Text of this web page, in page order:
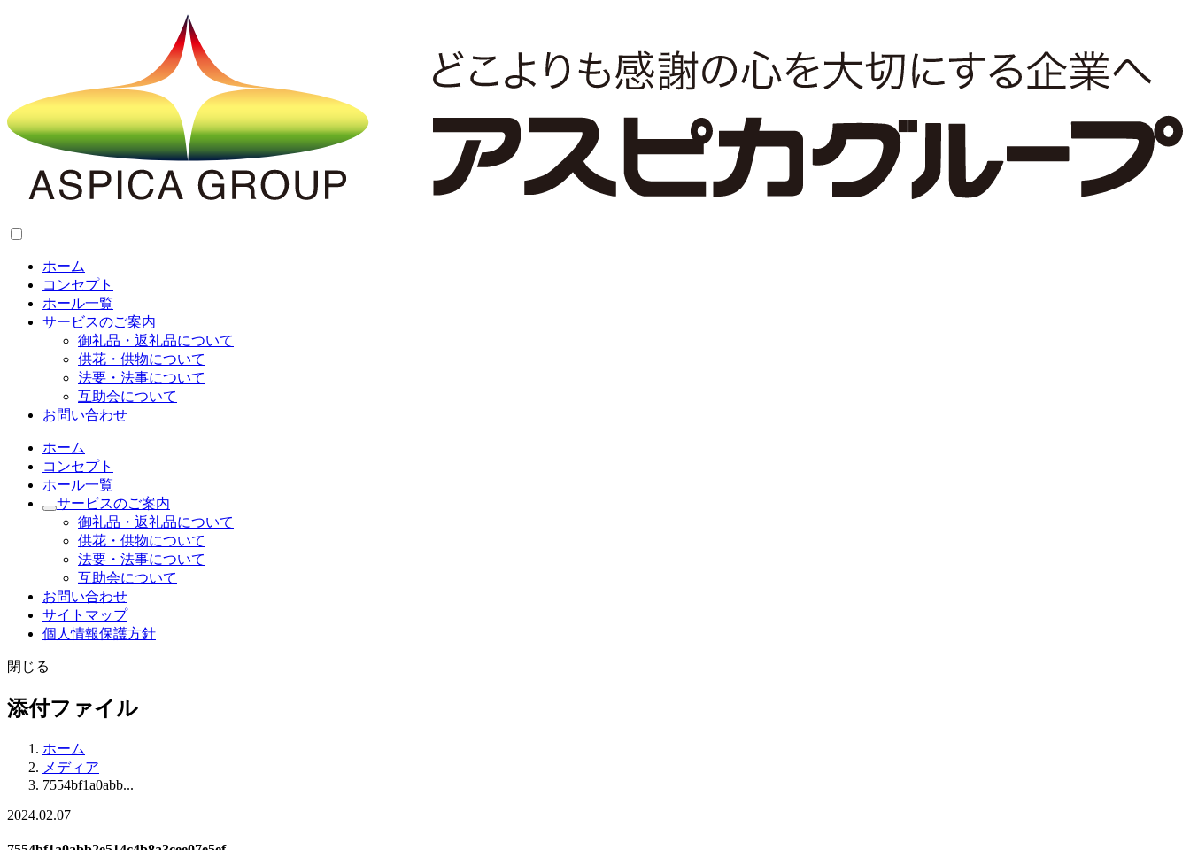
ホーム
コンセプト
ホール一覧
サービスのご案内
御礼品・返礼品について
供花・供物について
法要・法事について
互助会について
お問い合わせ
ホーム
コンセプト
ホール一覧
サービスのご案内
御礼品・返礼品について
供花・供物について
法要・法事について
互助会について
お問い合わせ
サイトマップ
個人情報保護方針
閉じる
添付ファイル
ホーム
メディア
7554bf1a0abb...
2024.02.07